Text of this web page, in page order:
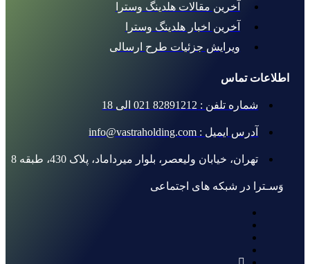
آخرین مقالات هلدینگ وسترا
آخرین اخبار هلدینگ وسترا
ویرایش جزئیات طرح ارسالی
اطلاعات تماس
شماره تلفن : 82891212 021 الی 18
آدرس ایمیل : info@vastraholding.com
تهران، خیابان ولیعصر، بلوار میرداماد، پلاک 430، طبقه 8
وَسـترا در شبکه های اجتماعی